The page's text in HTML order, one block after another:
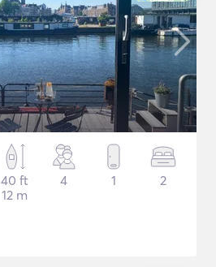
40 ft
12 m
4 1 2